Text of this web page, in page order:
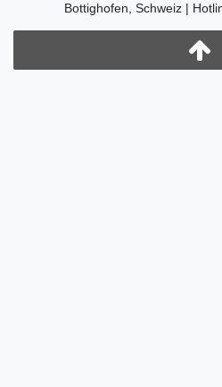
Bottighofen, Schweiz |